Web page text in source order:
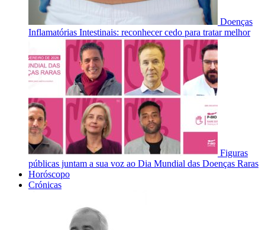
Doenças
Inflamatórias Intestinais: reconhecer cedo para tratar melhor
Figuras
públicas juntam a sua voz ao Dia Mundial das Doenças Raras
Horóscopo
Crónicas